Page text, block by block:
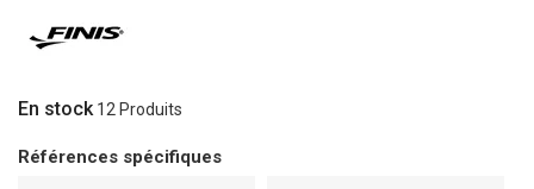
En stock 12 Produits
Références spécifiques